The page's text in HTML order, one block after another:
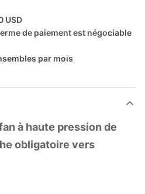
USD
de paiement est négociable
par mois
à haute pression de
obligatoire vers